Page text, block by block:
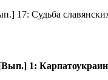
17: Судьба
1: